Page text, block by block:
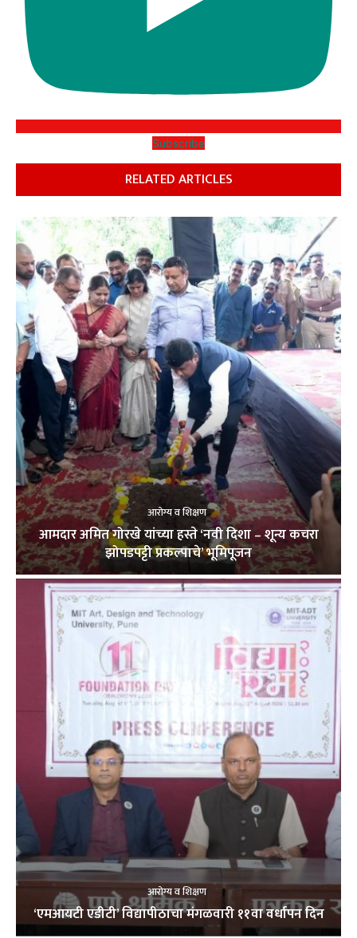
Subscribe
RELATED ARTICLES
आरोग्य व शिक्षण
आमदार अमित गोरखे यांच्या हस्ते ‘नवी दिशा – शून्य कचरा
झोपडपट्टी प्रकल्पाचे’ भूमिपूजन
आरोग्य व शिक्षण
‘एमआयटी एडीटी’ विद्यापीठाचा मंगळवारी ११वा वर्धापन दिन